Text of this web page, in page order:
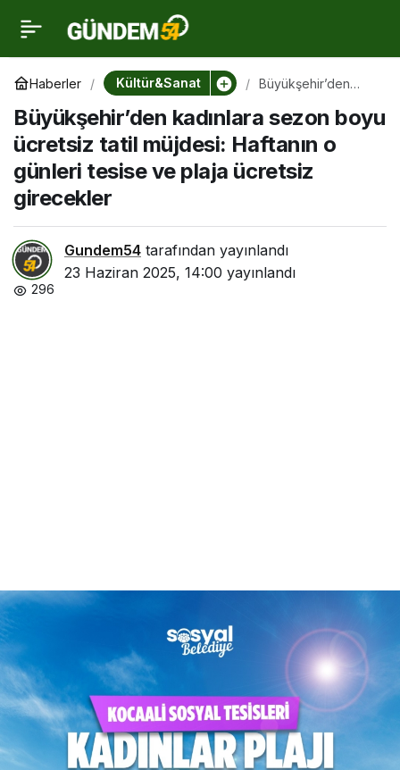
Haberler Kültür&Sanat
Büyükşehir’den
boyu ücretsiz tatil
müjdesi: Haftanın o
günleri tesise ve
plaja ücretsiz
girecekler
Büyükşehir’den kadınlara sezon boyu
ücretsiz tatil müjdesi: Haftanın o
günleri tesise ve plaja ücretsiz
girecekler
Gundem54 tarafından yayınlandı
23 Haziran 2025, 14:00 yayınlandı
296
Büyükşehir’den
kadınlara sezon boyu
ücretsiz tatil müjdesi:
Haftanın o günleri tesise
girecekler